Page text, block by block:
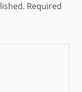
Required